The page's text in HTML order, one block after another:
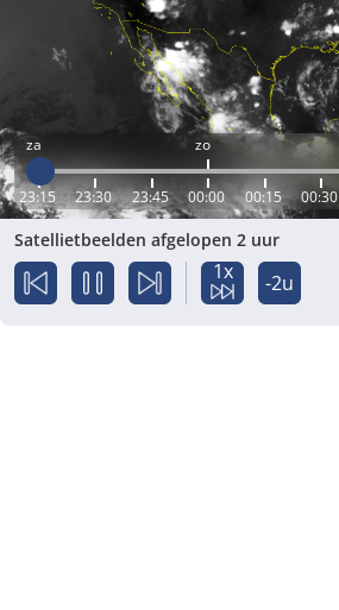
za zo
23:15 23:30 23:45 00:00 00:15 00:30
Satellietbeelden afgelopen 2 uur
1x -2u